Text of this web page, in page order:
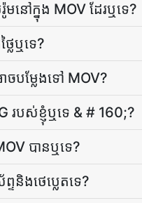
នៅ​ក្នុង MOV ដែរឬទេ?
ៃ​ឬទេ?
ចបម្លែងទៅ MOV?
របស់​ខ្ញុំ​ឬទេ & # 160;?
បាន​ឬ​ទេ?
ទនិងថេប្លេតទេ?